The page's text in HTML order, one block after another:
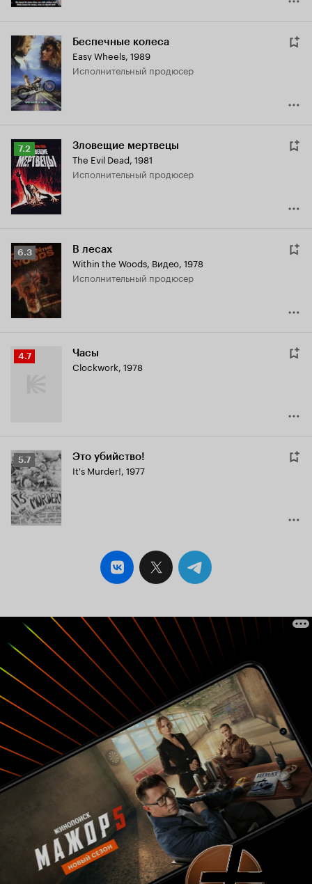
Беспечные колеса
Easy Wheels, 1989
исполнительный продюсер
Рейтинг
Кинопоиска
7.2
7.2 Зловещие мертвецы
The Evil Dead, 1981
исполнительный продюсер
Рейтинг
Кинопоиска
6.3
6.3 В лесах
Within the Woods, Видео, 1978
исполнительный продюсер
Рейтинг
4.7 Часы
Clockwork, 1978
Рейтинг
Кинопоиска
5.7
5.7 Это убийство!
It's Murder!, 1977